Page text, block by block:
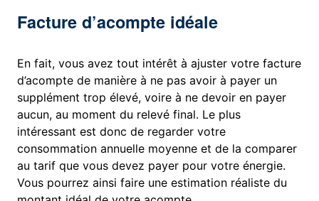
Facture d’acompte idéale
En fait, vous avez tout intérêt à ajuster votre facture
d’acompte de manière à ne pas avoir à payer un
supplément trop élevé, voire à ne devoir en payer
aucun, au moment du relevé final. Le plus
intéressant est donc de regarder votre
consommation annuelle moyenne et de la comparer
au tarif que vous devez payer pour votre énergie.
Vous pourrez ainsi faire une estimation réaliste du